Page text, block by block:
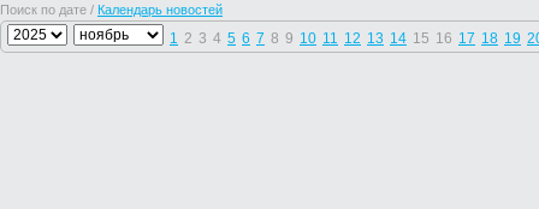
Поиск по дате / Календарь новостей
1 2 3 4 5 6 7 8 9 10 11 12 13 14 15 16 17 18 19